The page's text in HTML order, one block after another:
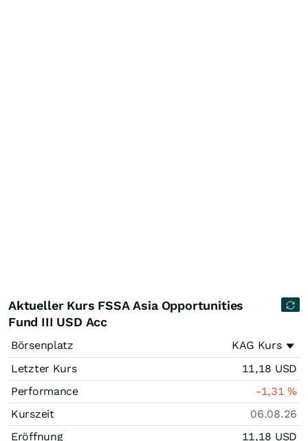
Aktueller Kurs FSSA Asia Opportunities
Fund III USD Acc
Börsenplatz
KAG Kurs
Letzter Kurs
11,18 USD
Performance
-1,31%
Kurszeit
06.08.26
Eröffnung
11,18 USD